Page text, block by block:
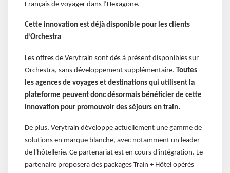
Français de voyager dans l’Hexagone.
Cette innovation est déjà disponible pour les clients
d’Orchestra
Les offres de Verytrain sont dès à présent disponibles sur
Orchestra, sans développement supplémentaire.
Toutes
les agences de voyages et destinations qui utilisent la
plateforme peuvent donc désormais bénéficier de cette
innovation pour promouvoir des séjours en train.
De plus, Verytrain développe actuellement une gamme de
solutions en marque blanche, avec notamment un leader
de l'hôtellerie. Ce partenariat est en cours d'intégration. Le
partenaire proposera des packages Train + Hôtel opérés